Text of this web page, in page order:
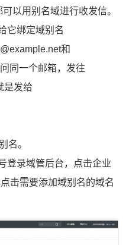
以用别名域进行收发信。
它绑定域别名
和
同一个邮箱，发往
是发给
名。
登录域管后台，点击企业
击需要添加域别名的域名